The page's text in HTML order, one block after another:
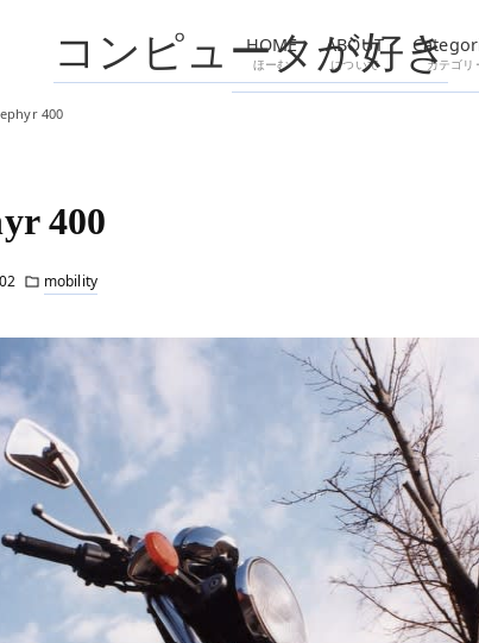
コンピュータが好き
HOME
ほーむ
ABOUT
について カテゴリ
400
400
mobility